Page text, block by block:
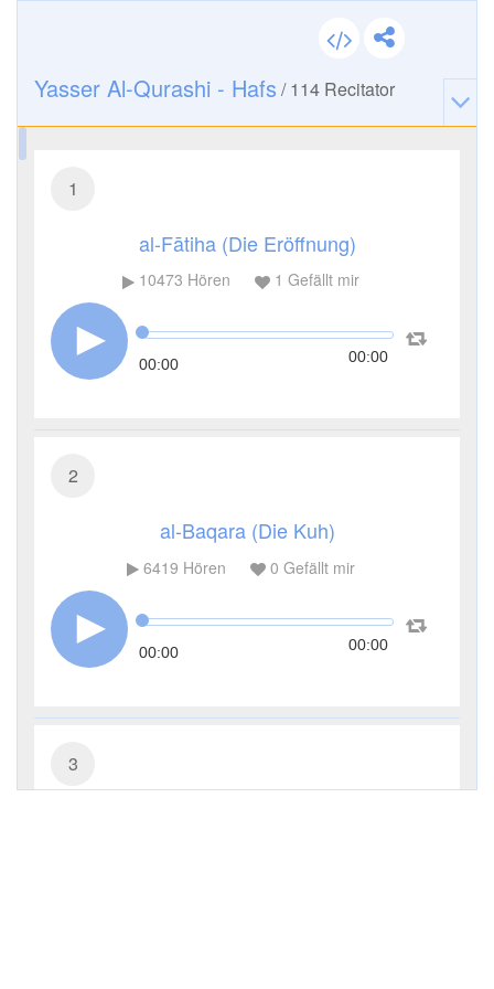
Yasser Al-Qurashi - Hafs /114 Recitator
1
al-Fātiha (Die Eröffnung)
10473 Hören 1 Gefällt mir
00:00 00:00
2
al-Baqara (Die Kuh)
6419 Hören 0 Gefällt mir
00:00 00:00
3